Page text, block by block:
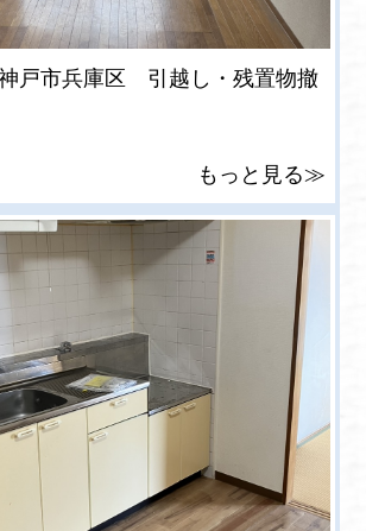
神戸市兵庫区 引越し・残置物撤
もっと見る≫